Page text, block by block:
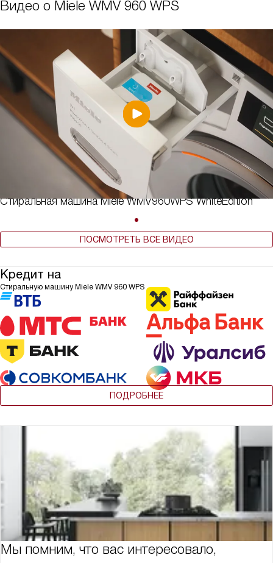
Видео о Miele WMV 960 WPS
Стиральная машина Miele WMV960WPS WhiteEdition
ПОСМОТРЕТЬ ВСЕ ВИДЕО
Кредит на
Стиральную машину Miele WMV 960 WPS
ПОДРОБНЕЕ
Мы помним, что вас интересовало,